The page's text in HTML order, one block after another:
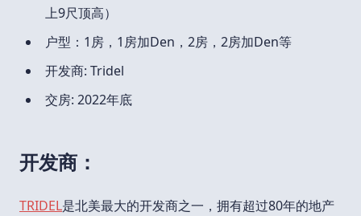
上9尺顶高）
户型：1房，1房加Den，2房，2房加Den等
开发商: Tridel
交房: 2022年底
开发商：
TRIDEL是北美最大的开发商之一，拥有超过80年的地产